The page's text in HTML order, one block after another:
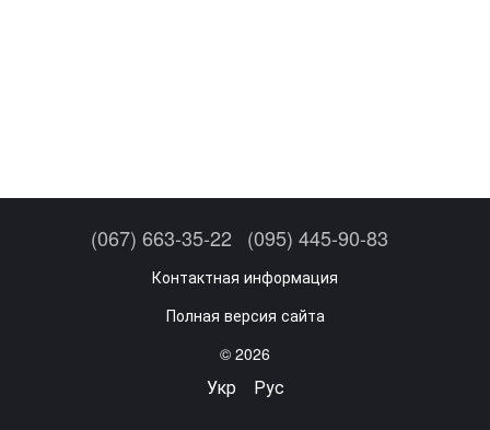
(067) 663-35-22 (095) 445-90-83
Контактная информация
Полная версия сайта
© 2026
Укр Рус